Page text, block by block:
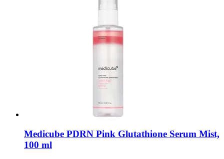
Medicube PDRN Pink Glutathione Serum Mist,
100 ml